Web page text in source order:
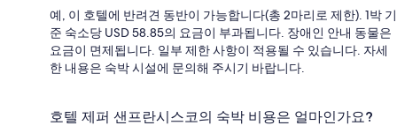
예, 이 호텔에 반려견 동반이 가능합니다(총 2마리로 제한). 1박 기
준 숙소당 USD 58.85의 요금이 부과됩니다. 장애인 안내 동물은
요금이 면제됩니다. 일부 제한 사항이 적용될 수 있습니다. 자세
한 내용은 숙박 시설에 문의해 주시기 바랍니다.
호텔 제퍼 샌프란시스코의 숙박 비용은 얼마인가요?